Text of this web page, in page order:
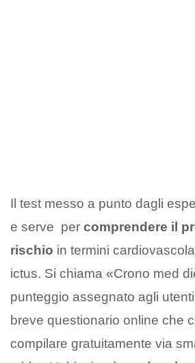
Il test messo a punto dagli
e serve per comprendere il
rischio in termini
ictus. Si chiama «Crono med
punteggio assegnato agli
breve questionario online che
compilare gratuitamente via